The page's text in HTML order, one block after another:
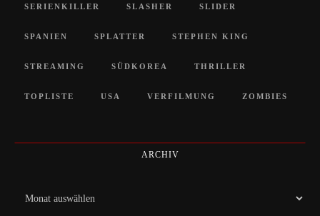
SERIENKILLER SLASHER SLIDER
SPANIEN SPLATTER STEPHEN KING
STREAMING SÜDKOREA THRILLER
TOPLISTE USA VERFILMUNG ZOMBIES
ARCHIV
Archiv